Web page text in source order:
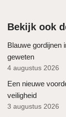
Bekijk ook
Blauwe gordijnen
geweten
4 augustus 2026
Een nieuwe
veiligheid
3 augustus 2026